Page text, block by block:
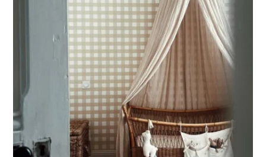
partie basse) ou pour les murs très longs.
Ce format permet de concentrer le visuel sur la partie
supérieure du mur.
Conçu pour les très grands murs, afin d’obtenir un visuel
ample et immersif.
🔹
Adapté aux espaces où la hauteur est plus importante que
la largeur (montées d’escalier, pans de mur étroits, etc.).